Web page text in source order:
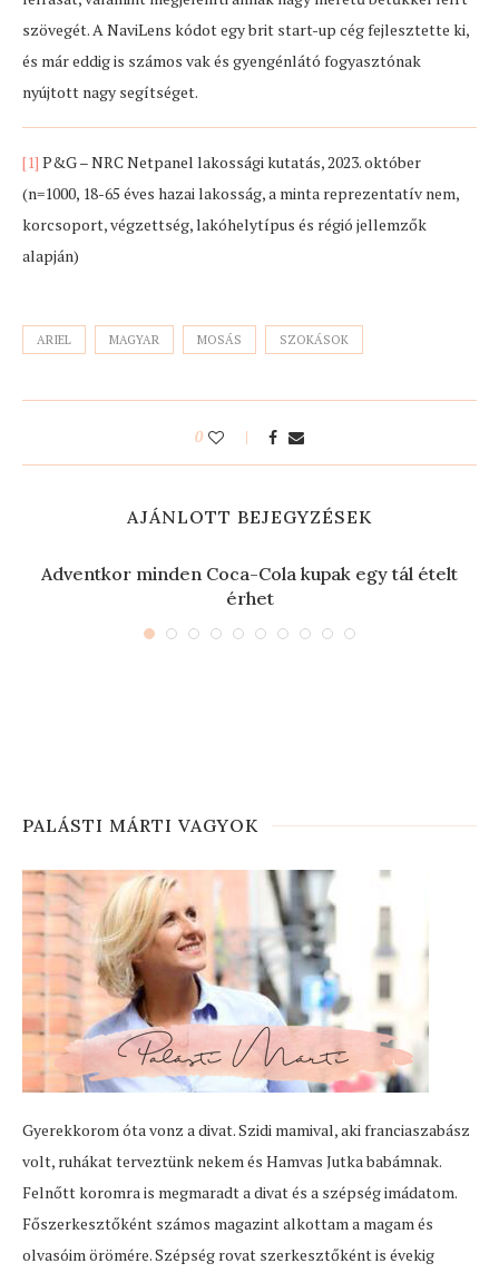
szövegét. A NaviLens kódot egy brit start-up cég fejlesztette ki,
és már eddig is számos vak és gyengénlátó fogyasztónak
nyújtott nagy segítséget.
[1] P&G – NRC Netpanel lakossági kutatás, 2023. október
(n=1000, 18-65 éves hazai lakosság, a minta reprezentatív nem,
korcsoport, végzettség, lakóhelytípus és régió jellemzők
alapján)
ARIEL MAGYAR MOSÁS SZOKÁSOK
0
AJÁNLOTT BEJEGYZÉSEK
Adventkor minden Coca-Cola kupak egy tál ételt
érhet
PALÁSTI MÁRTI VAGYOK
Gyerekkorom óta vonz a divat. Szidi mamival, aki franciaszabász
volt, ruhákat terveztünk nekem és Hamvas Jutka babámnak.
Felnőtt koromra is megmaradt a divat és a szépség imádatom.
Főszerkesztőként számos magazint alkottam a magam és
olvasóim örömére. Szépség rovat szerkesztőként is évekig